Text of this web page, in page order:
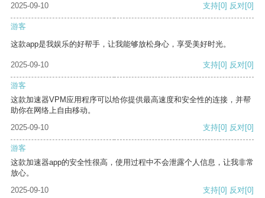
2025-09-10
支持[0] 反对[0]
游客
这款app是我娱乐的好帮手，让我能够放松身心，享受美好时光。
2025-09-10 支持[0] 反对[0]
游客
这款加速器VPM应用程序可以给你提供最高速度和安全性的连接，并帮
助你在网络上自由移动。
2025-09-10
支持[0] 反对[0]
游客
这款加速器app的安全性很高，使用过程中不会泄露个人信息，让我非常
放心。
2025-09-10
支持[0] 反对[0]